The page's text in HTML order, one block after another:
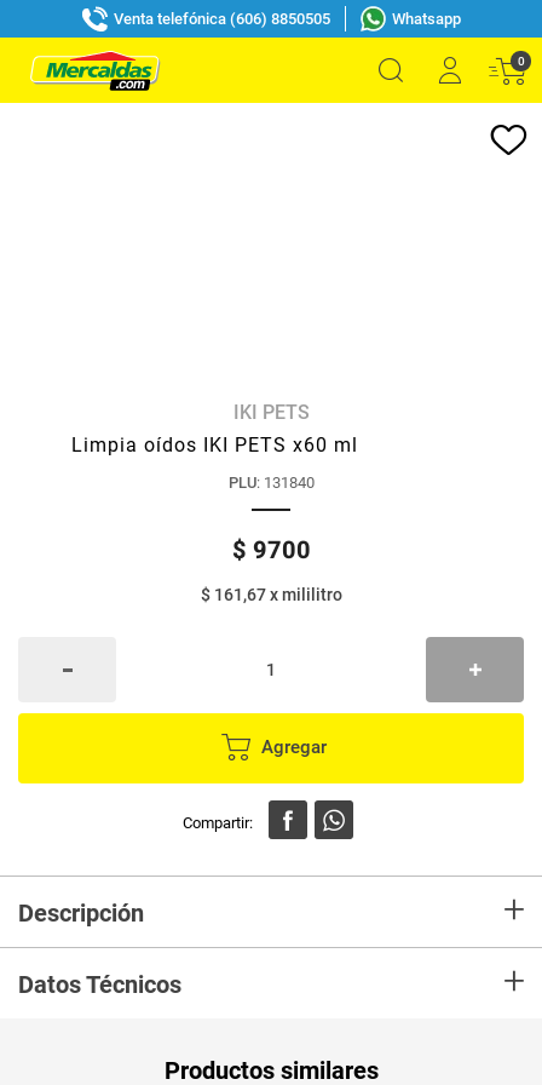
Venta telefónica (606) 8850505 Whatsapp
0
IKI PETS
Limpia oídos IKI PETS x60 ml
PLU: 131840
$ 9700
$ 161,67xmililitro
Agregar
Descripción +
Limpia oídos remueve fácilmente la suciedad y grasa de
los oídos de los perros y gatos sin irritar su piel. No requiere
enjuague, debido a que sus componentes activos son
acumuladas diariamente.
Datos Técnicos +
Productos similares